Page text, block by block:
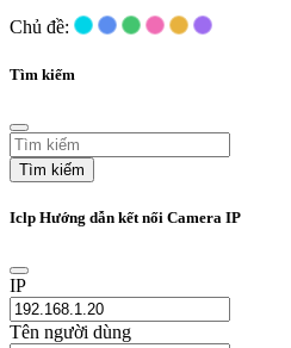
Chủ đề:
Tìm kiếm
Tìm kiếm
Iclp Hướng dẫn kết nối Camera IP
IP
Tên người dùng